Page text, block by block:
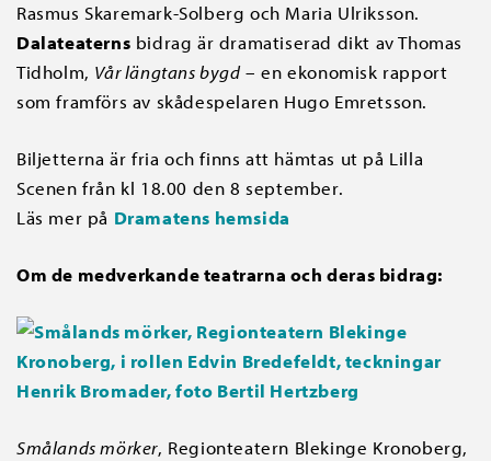
Rasmus Skaremark-Solberg och Maria Ulriksson.
Dalateaterns bidrag är dramatiserad dikt av Thomas
Tidholm, Vår längtans bygd– en ekonomisk rapport
som framförs av skådespelaren Hugo Emretsson.
Biljetterna är fria och finns att hämtas ut på Lilla
Scenen från kl 18.00 den 8 september.
Läs mer på Dramatens hemsida
Om de medverkande teatrarna och deras bidrag:
Smålands mörker, Regionteatern Blekinge Kronoberg,